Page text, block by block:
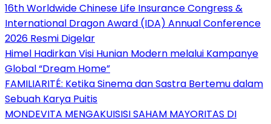
16th Worldwide Chinese Life Insurance Congress &
International Dragon Award (IDA) Annual Conference
2026 Resmi Digelar
Himel Hadirkan Visi Hunian Modern melalui Kampanye
Global “Dream Home”
FAMILIARITÉ: Ketika Sinema dan Sastra Bertemu dalam
Sebuah Karya Puitis
MONDEVITA MENGAKUISISI SAHAM MAYORITAS DI